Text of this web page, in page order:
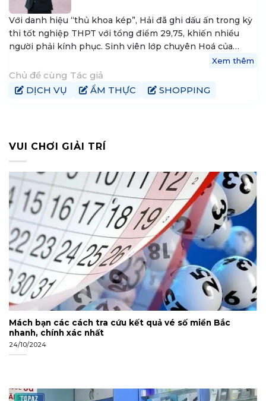
Với danh hiệu “thủ khoa kép”, Hải đã ghi dấu ấn trong kỳ
thi tốt nghiệp THPT với tổng điểm 29,75, khiến nhiều
người phải kính phục. Sinh viên lớp chuyên Hoá của
trường THPT chuyên Trần Phú, Hải Phòng, đã xuất sắc
đạt điểm tối đa trong môn Toán và Hóa học, giúp cậu
đăng quang thủ khoa khối A. Nguyễn Trung Hải không
nhất lớp, tham gia thành công trong các kỳ thi chọn học
sinh giỏi Hoá cấp thành phố và kỳ thi Hóa học Hoàng gia
Úc.
Xem thêm
Chủ đề cùng Tác giả
DỊCH VỤ
ẨM THỰC SHOPPING
VUI CHƠI GIẢI TRÍ
Mách bạn các cách tra cứu kết quả vé số miền Bắc
nhanh, chính xác nhất
24/10/2024